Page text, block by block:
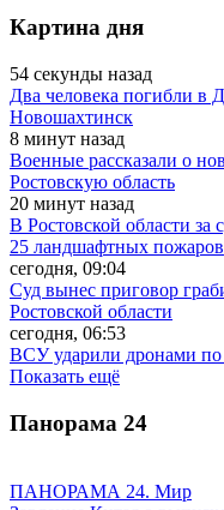
Картина дня
54 секунды назад
Два человека погибли в
Новошахтинск
8 минут назад
Военные рассказали о
Ростовскую область
20 минут назад
В Ростовской области
25 ландшафтных пожаров
сегодня, 09:04
Суд вынес приговор
Ростовской области
сегодня, 06:53
ВСУ ударили дронами по
Показать ещё
Панорама 24
ПАНОРАМА 24. Мир